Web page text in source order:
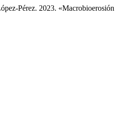
Pérez. 2023. «Macrobioerosión